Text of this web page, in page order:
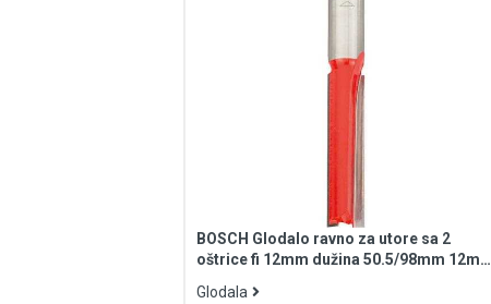
BOSCH Glodalo ravno za utore sa 2
oštrice fi 12mm dužina 50.5/98mm 12mm
Glodala